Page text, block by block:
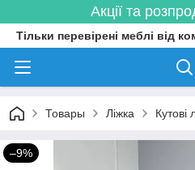
Акції та
Тільки перевірені меблі від
Товары Ліжка Кутові
–9%